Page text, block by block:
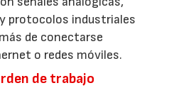
protocolos industriales
de conectarse
o redes móviles.
de trabajo